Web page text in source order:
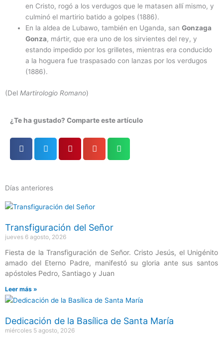
en Cristo, rogó a los verdugos que le matasen allí mismo, y
culminó el martirio batido a golpes (1886).
En la aldea de Lubawo, también en Uganda, sanGonzaga
Gonza, mártir, que era uno de los sirvientes del rey, y
estando impedido por los grilletes, mientras era conducido
a la hoguera fue traspasado con lanzas por los verdugos
(1886).
(Del Martirologio Romano)
¿Te ha gustado? Comparte este artículo
Días anteriores
Transfiguración del Señor
jueves 6 agosto, 2026
Fiesta de la Transfiguración de Señor. Cristo Jesús, el Unigénito
amado del Eterno Padre, manifestó su gloria ante sus santos
apóstoles Pedro, Santiago y Juan
Leer más »
Dedicación de la Basílica de Santa María
miércoles 5 agosto, 2026
Página
Página
Página
Página
Página